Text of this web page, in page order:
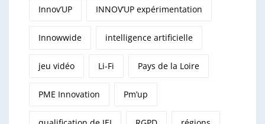
Innov’UP INNOV’UP expérimentation
Innowwide intelligence artificielle
jeu vidéo Li-Fi Pays de la Loire
PME Innovation Pm’up